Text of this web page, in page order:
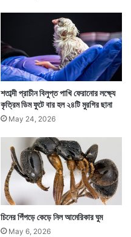
এই হোটেলেই ঢুকছে তা
ঘটনাটি ঘটেছে মার্কিন
কানট্রি ইন অ্যান্ড
শতাব্দী প্রাচীন বিলুপ্ত পাখি ফেরানোর লক্ষ্যে
কৃত্রিম ডিম ফুটে বার হল ২৪টি মুরগির ছানা
May 24, 2026
চিনের পিঁপড়ে কেড়ে নিল আমেরিকার ঘুম
May 6, 2026